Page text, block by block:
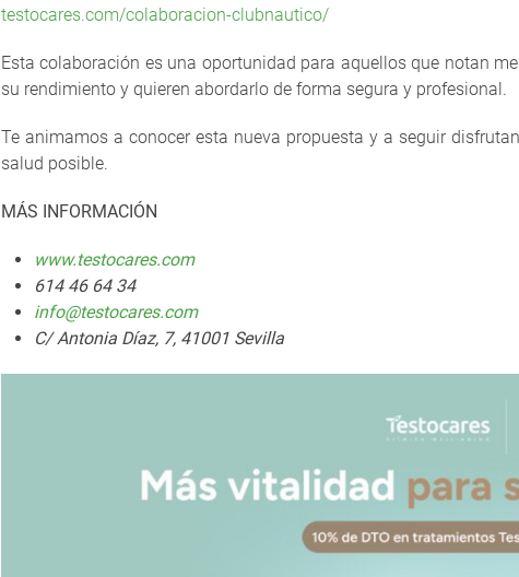
testocares.com/colaboracion-clubnautico/
Esta colaboración es una oportunidad para aquellos que notan
su rendimiento y quieren abordarlo de forma segura y profesional.
Te animamos a conocer esta nueva propuesta y a seguir
salud posible.
MÁS INFORMACIÓN
www.testocares.com
614 46 64 34
info@testocares.com
C/ Antonia Díaz, 7, 41001 Sevilla